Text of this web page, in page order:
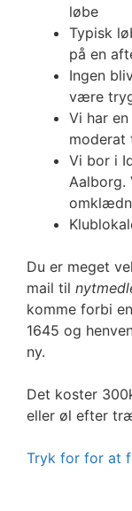
løbe
Typisk
på en
Ingen
være
Vi har
moderat
Vi bor i
Aalborg.
Du er meget
mail til
komme forbi
1645 og
ny.
Det koster
eller øl efter
Tryk for for at